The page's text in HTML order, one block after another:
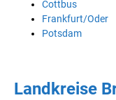
Cottbus
Frankfurt/Oder
Potsdam
Landkreise